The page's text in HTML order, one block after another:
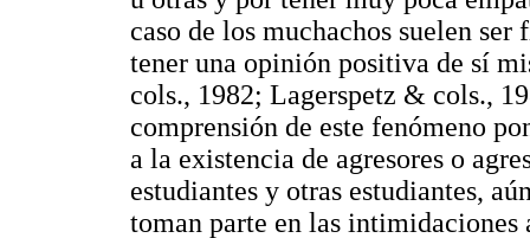
caso de los muchachos suelen
tener una opinión positiva de sí
cols., 1982; Lagerspetz & cols.,
comprensión de este fenómeno
a la existencia de agresores o
estudiantes y otras estudiantes,
toman parte en las intimidaciones